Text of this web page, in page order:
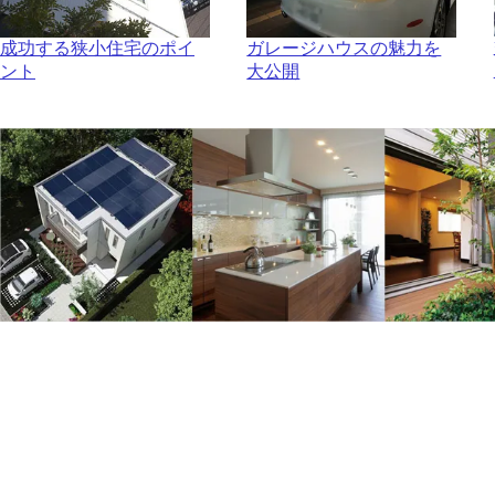
成功する狭小住宅のポイ
ント
ガレージハウスの魅力を
大公開